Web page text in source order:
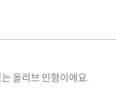
올리브 인형이에요.